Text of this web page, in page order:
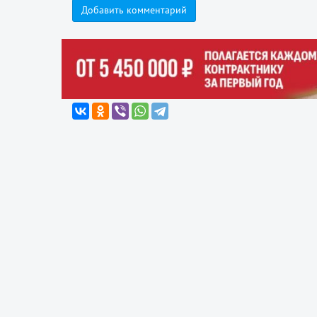
Добавить комментарий